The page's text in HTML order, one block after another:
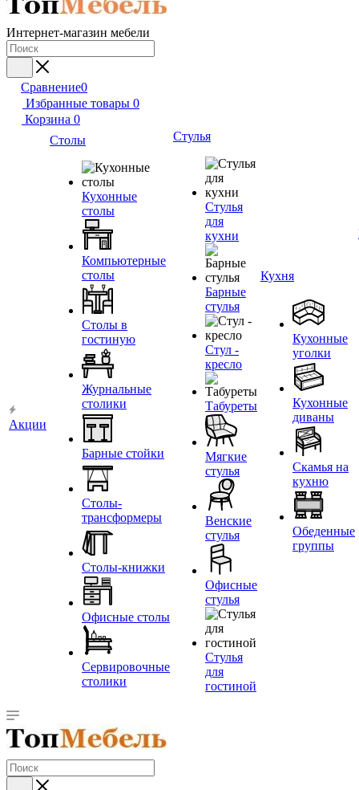
Интернет-магазин мебели
Сравнение0
Избранные товары 0
Корзина 0
Акции
Столы
Кухонные
столы
Компьютерные
столы
Столы в
гостиную
Журнальные
столики
Барные стойки
Столы-
трансформеры
Столы-книжки
Офисные столы
Сервировочные
столики
Стулья
Стулья
для
кухни
Барные
стулья
Стул -
кресло
Табуреты
Мягкие
стулья
Венские
стулья
Офисные
стулья
Стулья
для
гостиной
Кухня
Кухонные
уголки
Кухонные
диваны
Скамья на
кухню
Обеденные
группы